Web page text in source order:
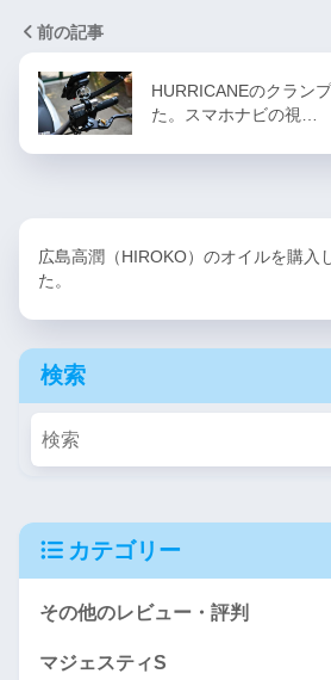
前の記事
HURRICANEのクラン
た。スマホナビの視…
広島高潤（HIROKO）のオイルを購入
た。
検索
カテゴリー
その他のレビュー・評判
マジェスティS